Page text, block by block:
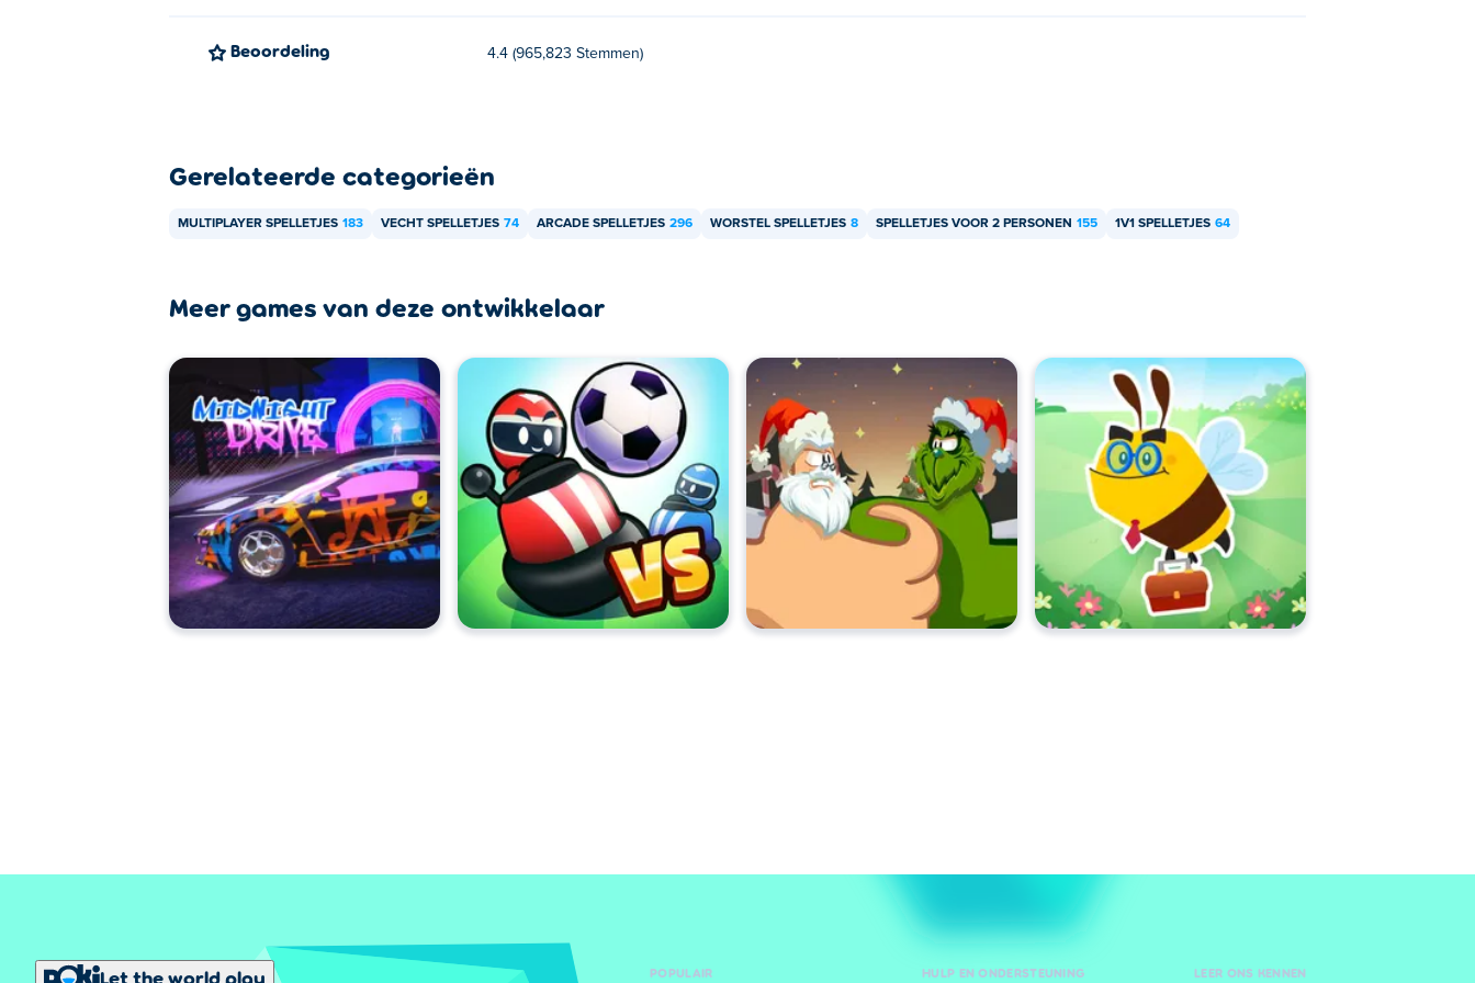
Beoordeling 4.4 (965,823 Stemmen)
Gerelateerde categorieën
MULTIPLAYER SPELLETJES 183 VECHT SPELLETJES 74 ARCADE SPELLETJES 296 WORSTEL SPELLETJES 8 SPELLETJES VOOR 2 PERSONEN 155 1V1 SPELLETJES 64
Meer games van deze ontwikkelaar
Let the world play POPULAIR HULP EN ONDERSTEUNING LEER ONS KENNEN